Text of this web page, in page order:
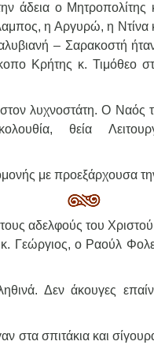
άδεια ο Μητροπολίτης
η Αργυρώ, η Ντίνα
– Σαρακοστή
Κρήτης κ. Τιμόθεο
λυχνοστάτη. Ο Ναός
θεία
με προεξάρχουσα
αδελφούς του
Γεώργιος, ο Ραούλ
Δεν άκουγες
στα σπιτάκια και